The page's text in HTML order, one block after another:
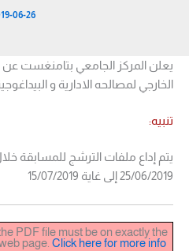
06-26
يعلن المركز الجامعي بتامنغست
الخارجي لمصالحه الادارية و
تنبيه:
25/06/2019 إلى غاية 15/07/2019
PDF file must be on exactly the
page. Click here for more info